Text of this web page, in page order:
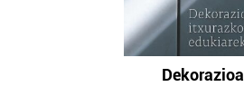
Dekorazioa